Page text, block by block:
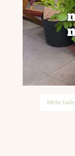
Mehr